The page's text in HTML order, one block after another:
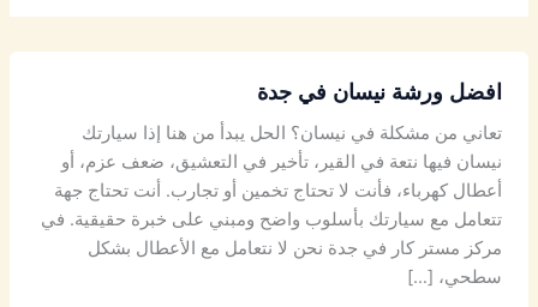
افضل ورشة نيسان في جدة
تعاني من مشكلة في نيسان؟ الحل يبدأ من هنا إذا سيارتك
نيسان فيها نتعة في القير، تأخير في التعشيق، ضعف عزم، أو
أعطال كهرباء، فأنت لا تحتاج تخمين أو تجارب. أنت تحتاج جهة
تتعامل مع سيارتك بأسلوب واضح ومبني على خبرة حقيقية. في
مركز مستر كار في جدة نحن لا نتعامل مع الأعطال بشكل
سطحي، […]